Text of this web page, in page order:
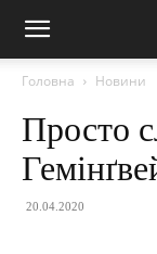
Головна Новини
Просто
20.04.2020